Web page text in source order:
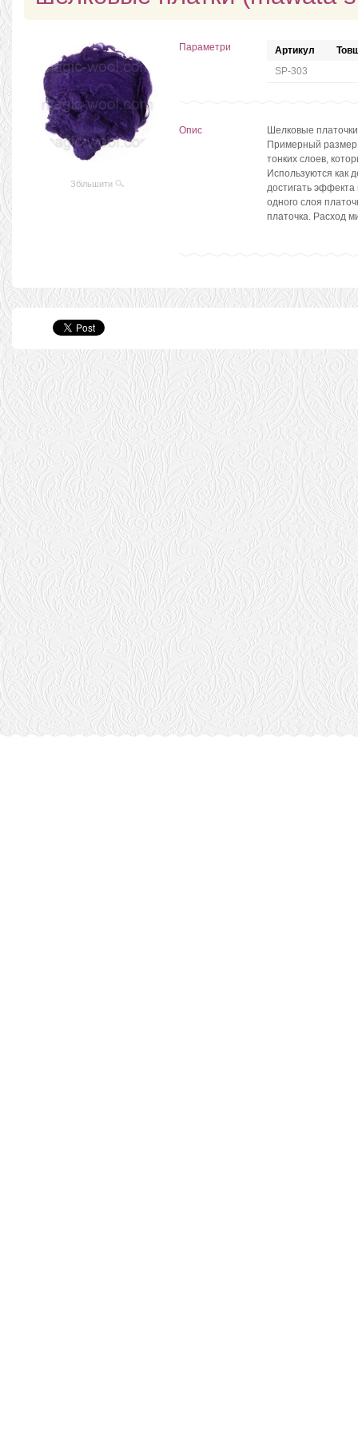
Збільшити
Параметри Артикул
SP-303
Опис
Шелковые
Примерный размер
тонких слоев,
Используются как
достигать
одного слоя
платочка. Расход